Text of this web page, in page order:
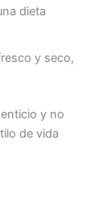
dieta
y seco,
y no
de vida